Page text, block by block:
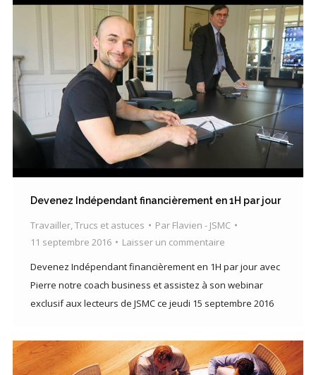
Devenez Indépendant financièrement en 1H par jour
Travailler,Trucs et astuces Par Flavien - JSMC
11 septembre 2016
Laisser un commentaire
Devenez Indépendant financièrement en 1H par jour avec
Pierre notre coach business et assistez à son webinar
exclusif aux lecteurs de JSMC ce jeudi 15 septembre 2016